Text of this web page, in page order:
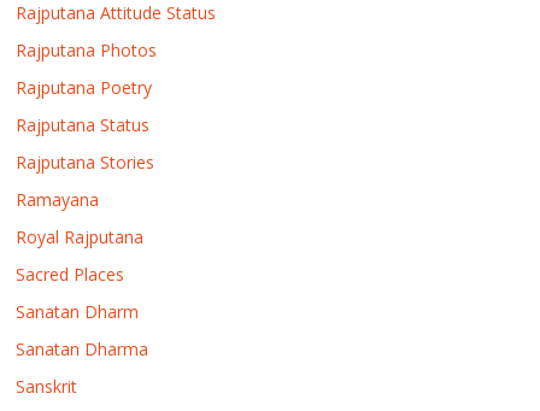
Rajputana Attitude Status
Rajputana Photos
Rajputana Poetry
Rajputana Status
Rajputana Stories
Ramayana
Royal Rajputana
Sacred Places
Sanatan Dharm
Sanatan Dharma
Sanskrit